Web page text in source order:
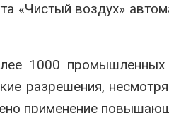
«Чистый воздух»
1000
разрешения,
применение